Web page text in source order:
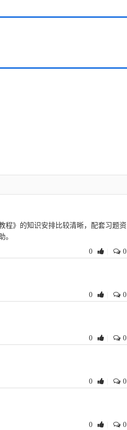
程》的知识安排比较清晰，配套习题资
。
0 0
0 0
0 0
0 0
0 0